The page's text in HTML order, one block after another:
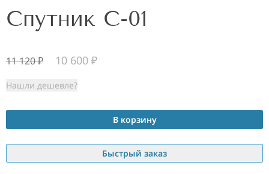
Спутник С-01
11 120₽ 10 600 ₽
Нашли дешевле?
В корзину
Быстрый заказ